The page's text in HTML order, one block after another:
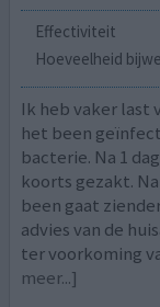
Effectiviteit
Hoeveelheid
Ik heb vaker last
het been
bacterie. Na 1
koorts gezakt.
been gaat
advies van de
ter voorkoming
meer...]